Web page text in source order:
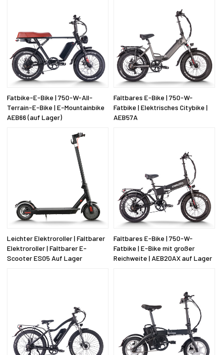
Fatbike-E-Bike | 750-W-All-
Terrain-E-Bike | E-Mountainbike
AEB66 (auf Lager)
Faltbares E-Bike | 750-W-
Fatbike | Elektrisches Citybike |
AEB57A
Leichter Elektroroller | Faltbarer
Elektroroller | Faltbarer E-
Scooter ES05 Auf Lager
Faltbares E-Bike | 750-W-
Fatbike | E-Bike mit großer
Reichweite | AEB20AX auf Lager